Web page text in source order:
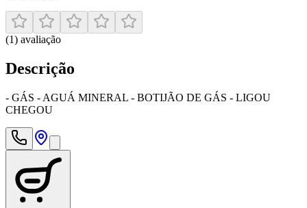
(1) avaliação
Descrição
- GÁS - AGUÁ MINERAL - BOTIJÃO DE GÁS - LIGOU
CHEGOU